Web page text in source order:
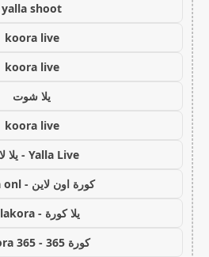
yalla shoot
koora live
koora live
يلا شوت
koora live
Yalla Live - يلا لايف
كورة اون لاين - koora onl
يلا كورة - yallakora
كورة 365 - kooora 365